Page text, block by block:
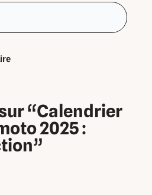
“Calendrier
2025 :